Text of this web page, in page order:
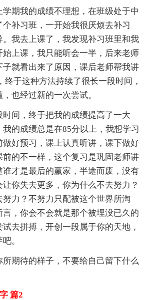
期我的成绩不理想，在班级处于中
补习班，一开始我很厌烦去补习
我去上课了，我发现补习班里和我
始上课，我只能听会一半，后来老师
就看出来了原因，课后老师帮我讲
终于这种方法持续了很长一段时间，
也经过新的一次尝试。
时间，终于把我的成绩提高了一大
的成绩总是在85分以上，我想学习
做好预习，课上认真听讲，课下做好
的不一样，这个复习是巩固老师讲
谁才是最后的赢家，半途而废，没有
你失去更多，你为什么不去努力？
力？不努力只配被这个世界所淘
，你会不会就是那个被埋没已久的
去拼搏，开创一段属于你的天地，
。
所期待的样子，不要给自己留下什么
篇2